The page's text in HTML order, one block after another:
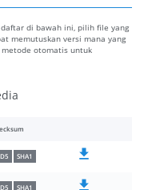
di bawah ini, pilih file yang
memutuskan versi mana yang
otomatis untuk
SHA1
SHA1